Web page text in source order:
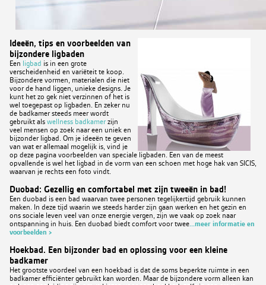
Ideeën, tips en voorbeelden van
bijzondere ligbaden
Een ligbad is in een grote
verscheidenheid en variëteit te koop.
Bijzondere vormen, materialen die niet
voor de hand liggen, unieke designs. Je
kunt het zo gek niet verzinnen of het is
wel toegepast op ligbaden. En zeker nu
de badkamer steeds meer wordt
gebruikt als wellness badkamerzijn
veel mensen op zoek naar een uniek en
bijzonder ligbad. Om je ideeën te geven
van wat er allemaal mogelijk is, vind je
op deze pagina voorbeelden van speciale ligbaden. Een van de meest
opvallende is wel het ligbad in de vorm van een schoen met hoge hak van SICIS,
waarvan je rechts een foto vindt.
Duobad: Gezellig en comfortabel met zijn tweeën in bad!
Een duobad is een bad waarvan twee personen tegelijkertijd gebruik kunnen
maken. In deze tijd waarin we steeds harder zijn gaan werken en het gezin en
ons sociale leven veel van onze energie vergen, zijn we vaak op zoek naar
ontspanning in huis. Een duobad biedt comfort voor twee...meer informatie en
voorbeelden >
Hoekbad. Een bijzonder bad en oplossing voor een kleine
badkamer
Het grootste voordeel van een hoekbad is dat de soms beperkte ruimte in een
badkamer efficiënter gebruikt kan worden. Maar de bijzondere vorm alleen kan